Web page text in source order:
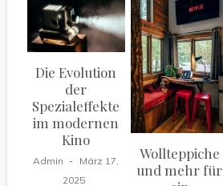
Die Evolution
der
Spezialeffekte
im modernen
Kino
Admin
März 17,
2025
Wollteppiche
und mehr für